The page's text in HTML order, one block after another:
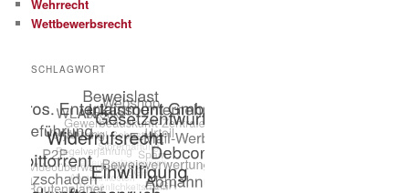
Wehrrecht
Wettbewerbsrecht
SCHLAGWORT